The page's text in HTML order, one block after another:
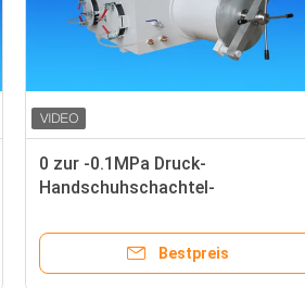
0 zur -0.1MPa Druck-
Handschuhschachtel-
Bestpreis